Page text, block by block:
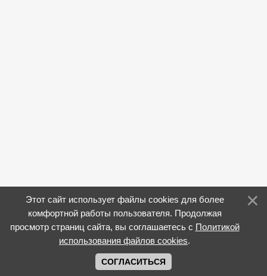
Этот сайт использует файлы cookies для более
комфортной работы пользователя. Продолжая
просмотр страниц сайта, вы соглашаетесь с Политикой
использования файлов cookies.
СОГЛАСИТЬСЯ